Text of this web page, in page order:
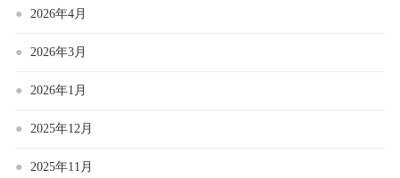
2026年4月
2026年3月
2026年1月
2025年12月
2025年11月